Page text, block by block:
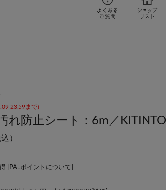
23:59まで）
れ防止シート：6m／KITINTO
込）
[ PALポイントについて